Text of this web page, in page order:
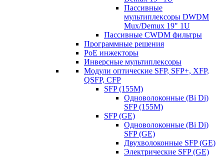
Пассивные
мультиплексоры DWDM
Mux/Demux 19" 1U
Пассивные CWDM фильтры
Программные решения
PoE инжекторы
Инверсные мультиплексоры
Модули оптические SFP, SFP+, XFP,
QSFP, CFP
SFP (155M)
Одноволоконные (Bi Di)
SFP (155M)
SFP (GE)
Одноволоконные (Bi Di)
SFP (GE)
Двухволоконные SFP (GE)
Электрические SFP (GE)